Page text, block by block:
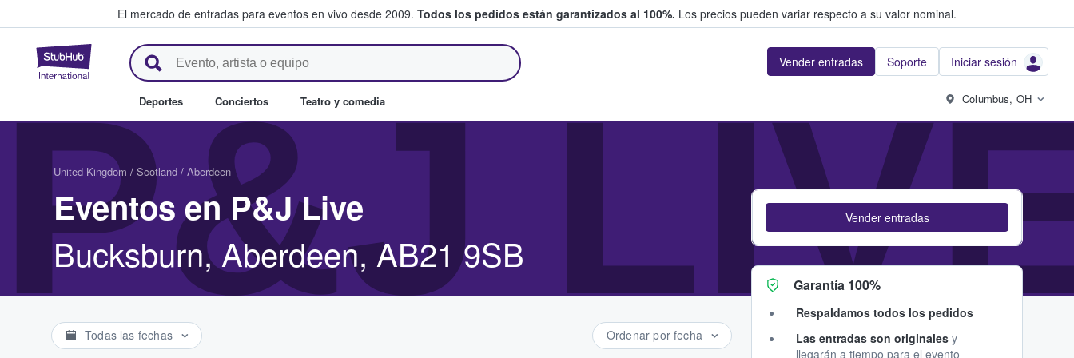
El mercado de entradas para eventos en vivo desde 2009. Todos los pedidos están garantizados al 100%. Los precios pueden variar respecto a su valor nominal.
StubHub: compra y venta de entradas entre fans Vender entradas Soporte Iniciar sesión
Deportes Conciertos Teatro y comedia Columbus, OH
P&J
United Kingdom / Scotland / Aberdeen
Eventos en P&J Live
Bucksburn, Aberdeen, AB21 9SB
Todas las fechas Ordenar por fecha
Vender entradas
Garantía 100%
Respaldamos todos los pedidos
Las entradas son originales y
llegarán a tiempo para el evento